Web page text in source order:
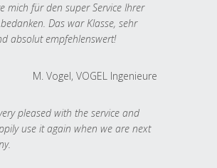
mich für den super Service Ihrer
Das war Klasse, sehr
absolut empfehlenswert!
M. Vogel, VOGEL Ingenieure
pleased with the service and
use it again when we are next